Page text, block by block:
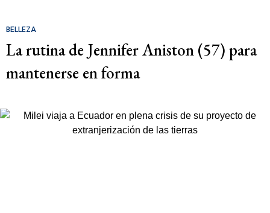
BELLEZA
La rutina de Jennifer Aniston (57) para
mantenerse en forma